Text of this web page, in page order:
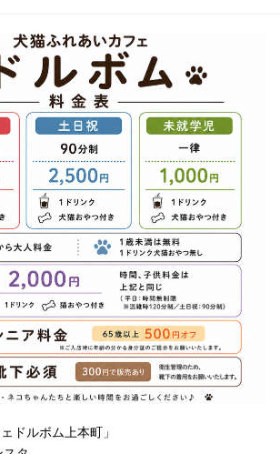
ドルボム上本町」